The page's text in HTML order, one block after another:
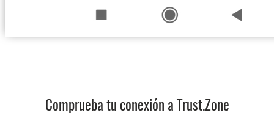
Comprueba tu conexión a Trust.Zone